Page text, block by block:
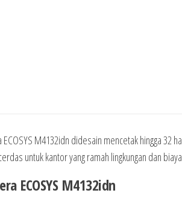
ECOSYS M4132idn didesain mencetak hingga 32
untuk kantor yang ramah lingkungan dan
ECOSYS M4132idn